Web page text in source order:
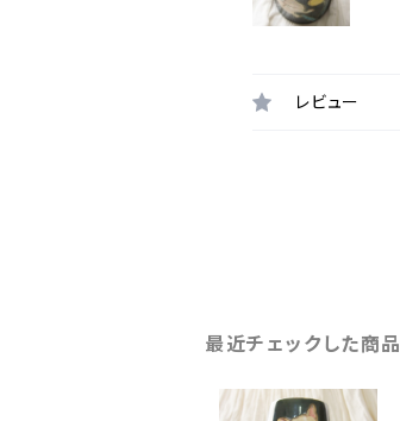
レビュー
最近チェックした商品